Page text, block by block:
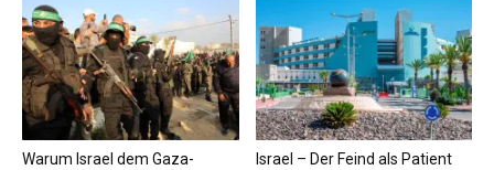
Warum Israel dem Gaza-
Israel – Der Feind als Patient